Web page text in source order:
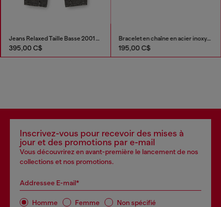
Jeans Relaxed Taille Basse 2001 D-Macro
395,00 C$
Bracelet en chaîne en acier inoxydable
195,00 C$
Inscrivez-vous pour recevoir des mises à
jour et des promotions par e-mail
Vous découvrirez en avant-première le lancement de nos
collections et nos promotions.
Addressee E-mail*
Homme Femme Non spécifié